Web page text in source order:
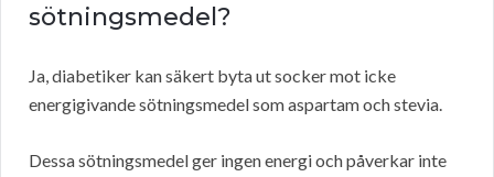
sötningsmedel?
Ja, diabetiker kan säkert byta ut socker mot icke
energigivande sötningsmedel som aspartam och stevia.
Dessa sötningsmedel ger ingen energi och påverkar inte